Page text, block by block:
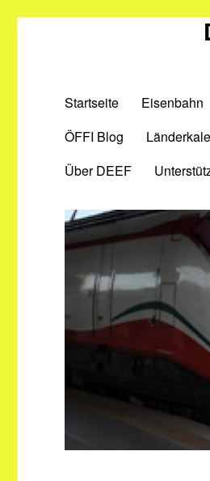
Startseite Eisenbahn
ÖFFI Blog
Über DEEF